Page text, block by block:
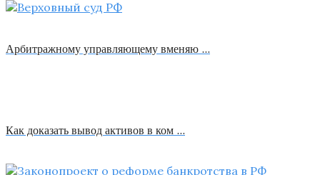
Арбитражному управляющему вменяю …
Как доказать вывод активов в ком …